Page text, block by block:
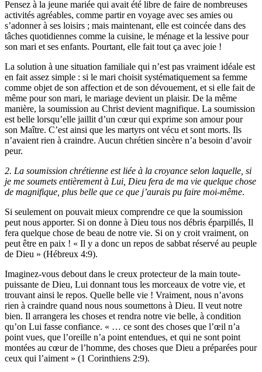
Pensez à la jeune mariée qui avait été libre de faire de nombreuses
activités agréables, comme partir en voyage avec ses amies ou
s’adonner à ses loisirs ; mais maintenant, elle est coincée dans des
tâches quotidiennes comme la cuisine, le ménage et la lessive pour
son mari et ses enfants. Pourtant, elle fait tout ça avec joie !
La solution à une situation familiale qui n’est pas vraiment idéale est
en fait assez simple : si le mari choisit systématiquement sa femme
comme objet de son affection et de son dévouement, et si elle fait de
même pour son mari, le mariage devient un plaisir. De la même
manière, la soumission au Christ devient magnifique. La soumission
est belle lorsqu’elle jaillit d’un cœur qui exprime son amour pour
son Maître. C’est ainsi que les martyrs ont vécu et sont morts. Ils
n’avaient rien à craindre. Aucun chrétien sincère n’a besoin d’avoir
peur.
2. La soumission chrétienne est liée à la croyance selon laquelle, si
je me soumets entièrement à Lui, Dieu fera de ma vie quelque chose
de magnifique, plus belle que ce que j’aurais pu faire moi-même.
Si seulement on pouvait mieux comprendre ce que la soumission
peut nous apporter. Si on donne à Dieu tous nos débris éparpillés, Il
fera quelque chose de beau de notre vie. Si on y croit vraiment, on
peut être en paix ! « Il y a donc un repos de sabbat réservé au peuple
de Dieu » (Hébreux 4:9).
Imaginez-vous debout dans le creux protecteur de la main toute-
puissante de Dieu, Lui donnant tous les morceaux de votre vie, et
trouvant ainsi le repos. Quelle belle vie ! Vraiment, nous n’avons
rien à craindre quand nous nous soumettons à Dieu. Il veut notre
bien. Il arrangera les choses et rendra notre vie belle, à condition
qu’on Lui fasse confiance. « … ce sont des choses que l’œil n’a
point vues, que l’oreille n’a point entendues, et qui ne sont point
montées au cœur de l’homme, des choses que Dieu a préparées pour
ceux qui l’aiment » (1 Corinthiens 2:9).